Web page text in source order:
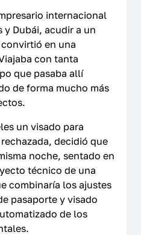
internacional
y Dubái, acudir a un
en una
con tanta
que pasaba allí
de forma mucho más
un visado para
decidió que
noche, sentado en
técnico de una
combinaría los ajustes
pasaporte y visado
de los